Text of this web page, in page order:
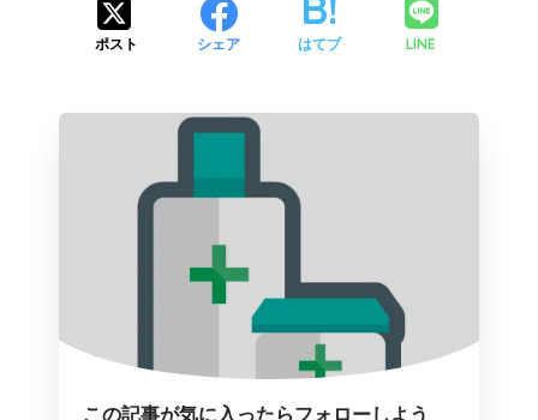
ポスト シェア はてブ LINE
この記事が気に入ったらフォローしよう